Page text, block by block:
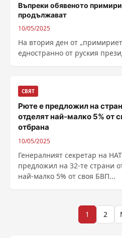
Въпреки обявеното
продължават
10/05/2025
На втория ден от
едностранно от руския
СВЯТ
Рюте е предложил на
отделят най-малко 5% от
отбрана
10/05/2025
Генералният секретар на
предложил на 32-те страни
най-малко 5% от своя БВП...
1 2